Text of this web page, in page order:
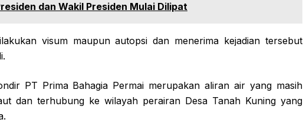
dan Wakil Presiden Mulai Dilipat
visum maupun autopsi dan menerima kejadian tersebut
PT Prima Bahagia Permai merupakan aliran air yang masih
dan terhubung ke wilayah perairan Desa Tanah Kuning yang